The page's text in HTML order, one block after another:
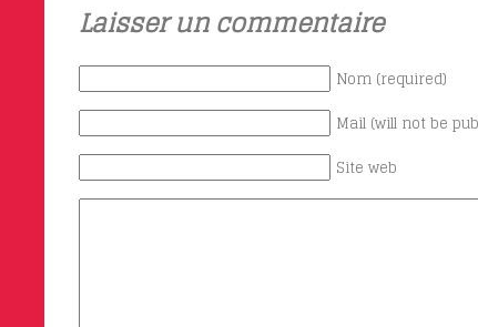
Laisser un commentaire
Nom (required)
Mail (will not be
Site web